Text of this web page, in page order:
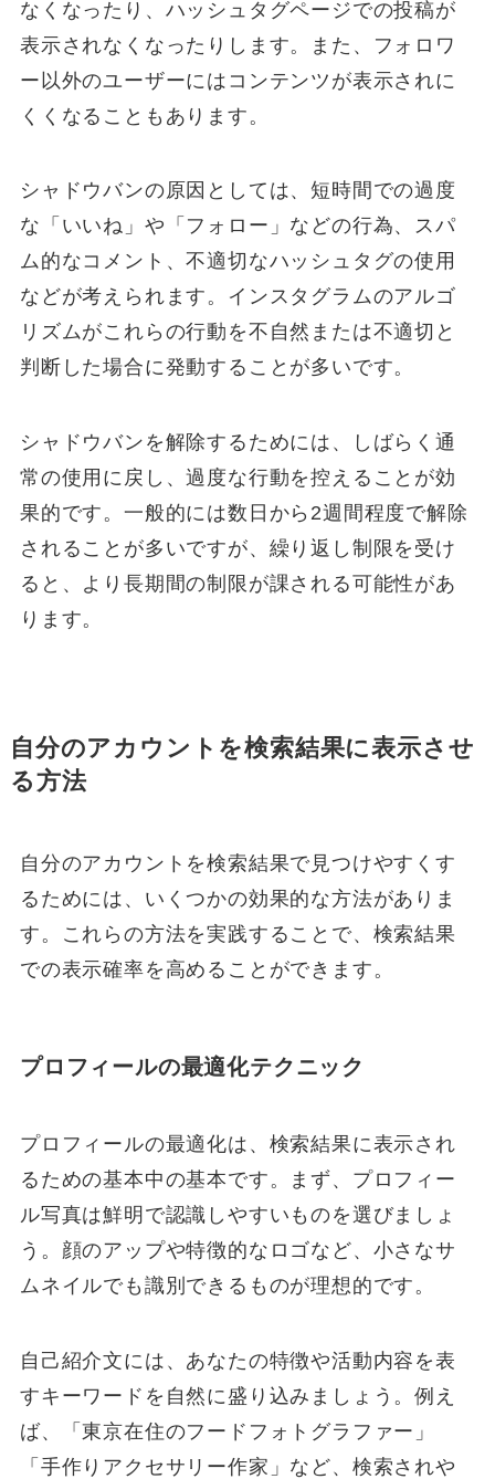
なくなったり、ハッシュタグページでの投稿が
表示されなくなったりします。また、フォロワ
ー以外のユーザーにはコンテンツが表示されに
くくなることもあります。
シャドウバンの原因としては、短時間での過度
な「いいね」や「フォロー」などの行為、スパ
ム的なコメント、不適切なハッシュタグの使用
などが考えられます。インスタグラムのアルゴ
リズムがこれらの行動を不自然または不適切と
判断した場合に発動することが多いです。
シャドウバンを解除するためには、しばらく通
常の使用に戻し、過度な行動を控えることが効
果的です。一般的には数日から2週間程度で解除
されることが多いですが、繰り返し制限を受け
ると、より長期間の制限が課される可能性があ
ります。
自分のアカウントを検索結果に表示させ
る方法
自分のアカウントを検索結果で見つけやすくす
るためには、いくつかの効果的な方法がありま
す。これらの方法を実践することで、検索結果
での表示確率を高めることができます。
プロフィールの最適化テクニック
プロフィールの最適化は、検索結果に表示され
るための基本中の基本です。まず、プロフィー
ル写真は鮮明で認識しやすいものを選びましょ
う。顔のアップや特徴的なロゴなど、小さなサ
ムネイルでも識別できるものが理想的です。
自己紹介文には、あなたの特徴や活動内容を表
すキーワードを自然に盛り込みましょう。例え
ば、「東京在住のフードフォトグラファー」
「手作りアクセサリー作家」など、検索されや